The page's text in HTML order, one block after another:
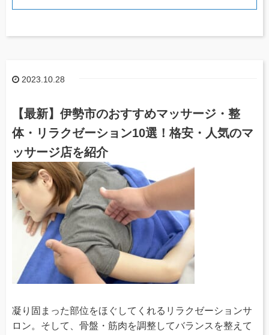
2023.10.28
【最新】伊勢市のおすすめマッサージ・整
体・リラクゼーション10選！格安・人気のマ
ッサージ店を紹介
凝り固まった部位をほぐしてくれるリラクゼーションサ
ロン。そして、骨盤・筋肉を調整してバランスを整えて